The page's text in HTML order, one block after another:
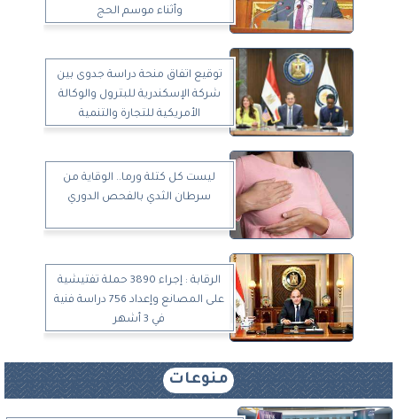
وأثناء موسم الحج
توقيع اتفاق منحة دراسة جدوى بين
شركة الإسكندرية للبترول والوكالة
الأمريكية للتجارة والتنمية
ليست كل كتلة ورما.. الوقاية من
سرطان الثدي بالفحص الدوري
الرقابة : إجراء 3890 حملة تفتيشية
على المصانع وإعداد 756 دراسة فنية
في 3 أشهر
منوعات